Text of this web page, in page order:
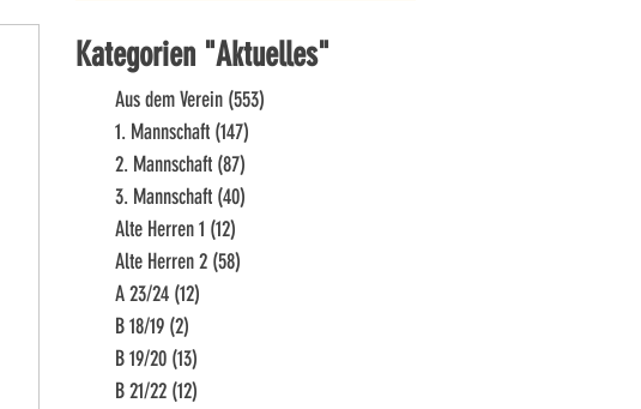
Kategorien "Aktuelles"
Aus dem Verein (553)
1. Mannschaft (147)
2. Mannschaft (87)
3. Mannschaft (40)
Alte Herren 1 (12)
Alte Herren 2 (58)
A 23/24 (12)
B 18/19 (2)
B 19/20 (13)
B 21/22 (12)